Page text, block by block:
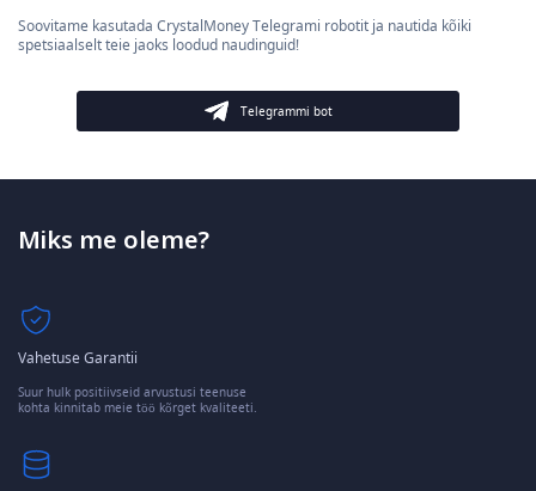
Soovitame kasutada CrystalMoney Telegrami robotit ja nautida kõiki
spetsiaalselt teie jaoks loodud naudinguid!
Telegrammi bot
Miks me oleme?
Vahetuse Garantii
Suur hulk positiivseid arvustusi teenuse
kohta kinnitab meie töö kõrget kvaliteeti.